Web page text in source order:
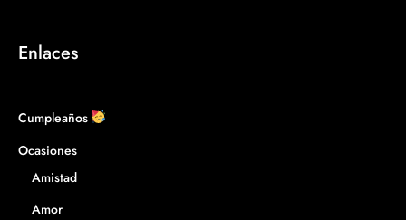
Enlaces
Cumpleaños
Ocasiones
Amistad
Amor